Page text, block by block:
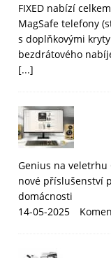
FIXED nabízí
MagSafe telefony
s doplňkovými
bezdrátového
[...]
Genius na veletrhu
nové příslušenství
domácnosti
14-05-2025